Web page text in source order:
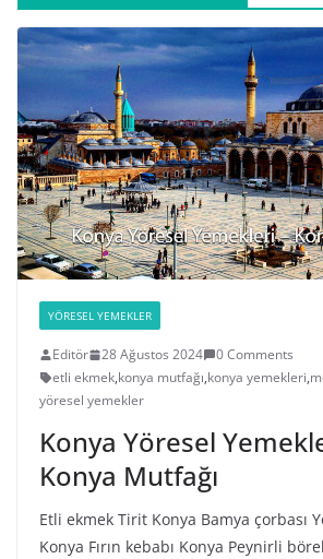
YÖRESEL YEMEKLER
Editör 28 Ağustos 2024
0 Comments
etli ekmek,konya mutfağı,konya yemekleri,
yöresel yemekler
Konya Yöresel
Konya Mutfağı
Etli ekmek Tirit Konya Bamya çorbası
Konya Fırın kebabı Konya Peynirli